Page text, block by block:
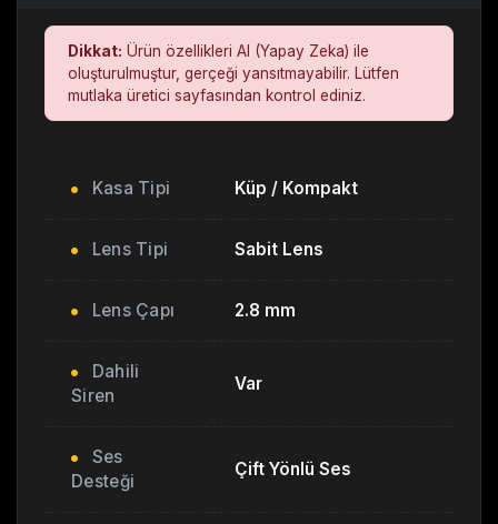
Dikkat: Ürün özellikleri AI (Yapay Zeka) ile
oluşturulmuştur, gerçeği yansıtmayabilir. Lütfen
mutlaka üretici sayfasından kontrol ediniz.
Kasa Tipi Küp / Kompakt
Lens Tipi Sabit Lens
Lens Çapı 2.8 mm
Dahili
Siren
Var
Ses
Desteği
Çift Yönlü Ses